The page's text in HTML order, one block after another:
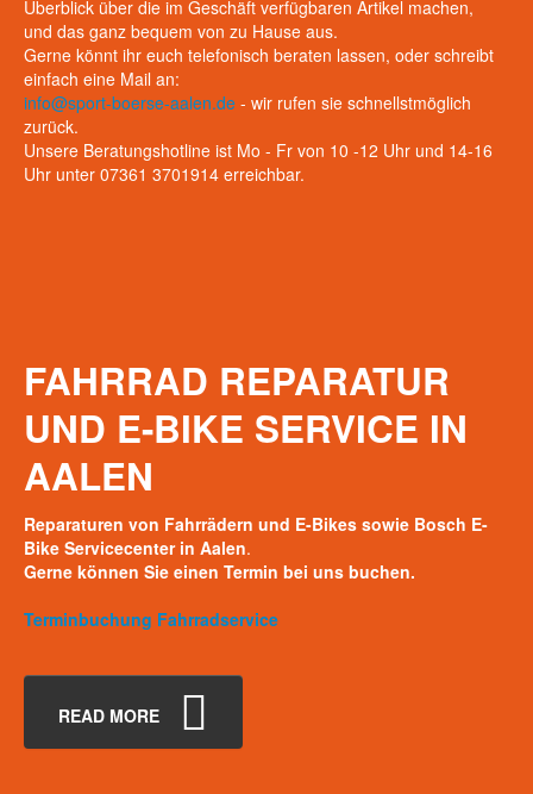
Überblick über die im Geschäft verfügbaren Artikel machen,
und das ganz bequem von zu Hause aus.
Gerne könnt ihr euch telefonisch beraten lassen, oder schreibt
einfach eine Mail an:
info@sport-boerse-aalen.de - wir rufen sie schnellstmöglich
zurück.
Unsere Beratungshotline ist Mo - Fr von 10 -12 Uhr und 14-16
Uhr unter 07361 3701914 erreichbar.
FAHRRAD REPARATUR
UND E-BIKE SERVICE IN
AALEN
Reparaturen von Fahrrädern und E-Bikes sowie Bosch E-
Bike Servicecenter in Aalen.
Gerne können Sie einen Termin bei uns buchen.
Terminbuchung Fahrradservice
READ MORE